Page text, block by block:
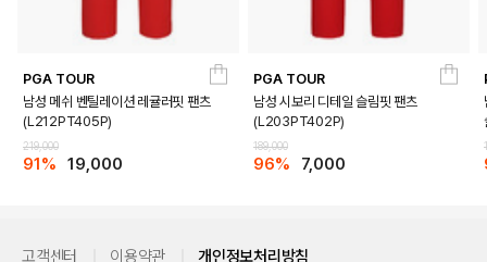
PGA TOUR
남성 메쉬 벤틸레이션 레귤러핏 팬츠
(L212PT405P)
219,000
91% 19,000
PGA TOUR
남성 시보리 디테일 슬림핏 팬츠
(L203PT402P)
189,000
96% 7,000
고객센터 이용약관 개인정보처리방침